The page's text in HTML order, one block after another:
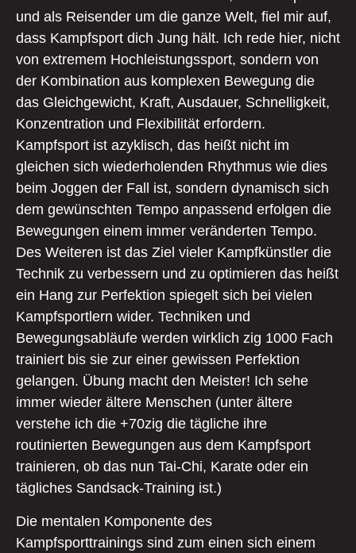
und als Reisender um die ganze Welt, fiel mir auf,
dass Kampfsport dich Jung hält. Ich rede hier, nicht
von extremem Hochleistungssport, sondern von
der Kombination aus komplexen Bewegung die
das Gleichgewicht, Kraft, Ausdauer, Schnelligkeit,
Konzentration und Flexibilität erfordern.
Kampfsport ist azyklisch, das heißt nicht im
gleichen sich wiederholenden Rhythmus wie dies
beim Joggen der Fall ist, sondern dynamisch sich
dem gewünschten Tempo anpassend erfolgen die
Bewegungen einem immer veränderten Tempo.
Des Weiteren ist das Ziel vieler Kampfkünstler die
Technik zu verbessern und zu optimieren das heißt
ein Hang zur Perfektion spiegelt sich bei vielen
Kampfsportlern wider. Techniken und
Bewegungsabläufe werden wirklich zig 1000 Fach
trainiert bis sie zur einer gewissen Perfektion
gelangen. Übung macht den Meister! Ich sehe
immer wieder ältere Menschen (unter ältere
verstehe ich die +70zig die tägliche ihre
routinierten Bewegungen aus dem Kampfsport
trainieren, ob das nun Tai-Chi, Karate oder ein
tägliches Sandsack-Training ist.)
Die mentalen Komponente des
Kampfsporttrainings sind zum einen sich einem